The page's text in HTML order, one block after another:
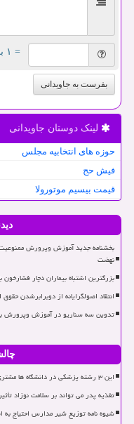
= ۱ بعلاوه ۱
بفرست به جاویدانی
لینک دوستان جاویدانی
حوزه های انتخابیه مجلس
فیش حج
قیمت بیسیم موتورولا
بخشنامه جدید آموزش وپرورش
نهضت
بزرگترین اشتباه بیماران دچار فشارخون
انتقاد اصولگرایانه از دوبرابرشدن
تدوین سه سناریو در آموزش وپرورش
این ۳ رشته پزشکی در دانشگاه ها مشتری ندارد!
تغذیه پدر می تواند بر سلامت نوزاد
شیوه نامه توزیع شیر مدارس احتیاج به